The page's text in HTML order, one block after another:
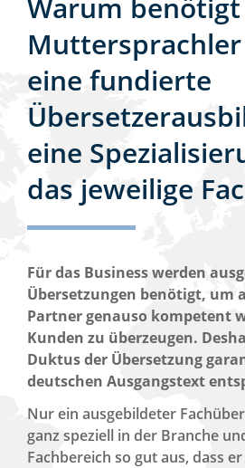
Warum
eine fundierte
eine
das jeweilige
Für das Business werden
Übersetzungen benötigt, um
Partner genauso kompetent
Kunden zu überzeugen.
Duktus der Übersetzung
deutschen Ausgangstext
Nur ein ausgebildeter
ganz speziell in der Branche
Fachbereich so gut aus, dass
Bitte addieren Sie
JETZT
*Pflichfelder
Einverständnis zur
Ich habe die
willige ein, dass meine Angaben
und Zuordnung für eventuelle
Link zur
Bitte geben Sie die oben
Feld ein. Damit schützen wir
Nachricht kommt sicher bei uns
Verständnis.
Bitte addieren Sie 5
JETZT
*Pflichfelder